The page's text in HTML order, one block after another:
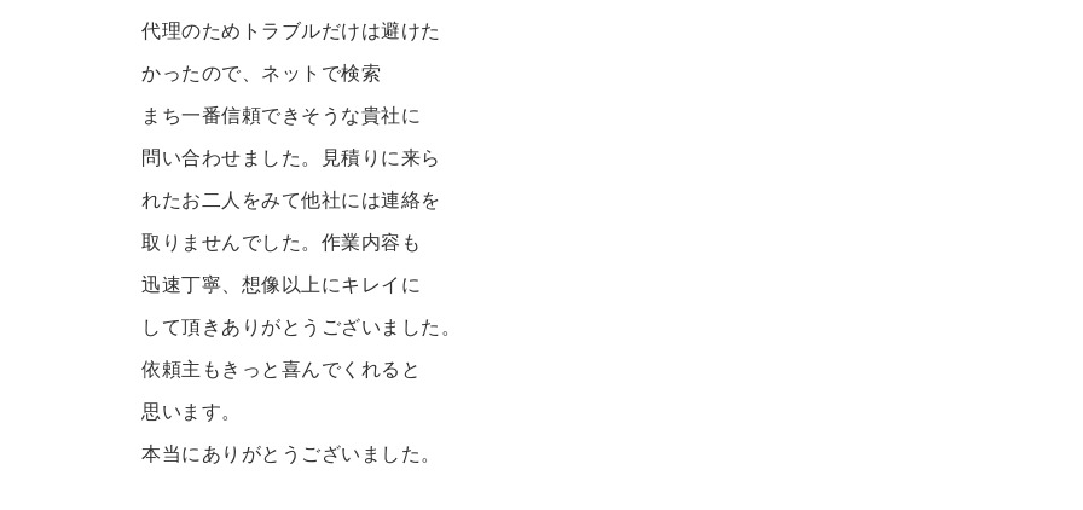
代理のためトラブルだけは避けた
かったので、ネットで検索
まち一番信頼できそうな貴社に
問い合わせました。見積りに来ら
れたお二人をみて他社には連絡を
取りませんでした。作業内容も
迅速丁寧、想像以上にキレイに
して頂きありがとうございました。
依頼主もきっと喜んでくれると
思います。
本当にありがとうございました。